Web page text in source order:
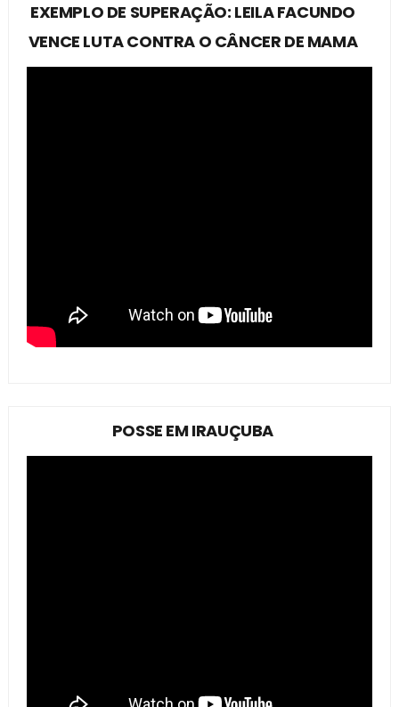
EXEMPLO DE SUPERAÇÃO: LEILA FACUNDO
VENCE LUTA CONTRA O CÂNCER DE MAMA
POSSE EM IRAUÇUBA